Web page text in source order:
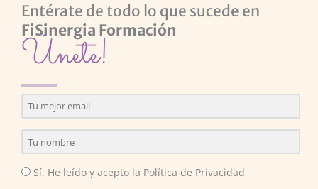
Entérate de todo lo que sucede en
FiSinergia Formación
Únete!
Sí. He leído y acepto la Política de Privacidad